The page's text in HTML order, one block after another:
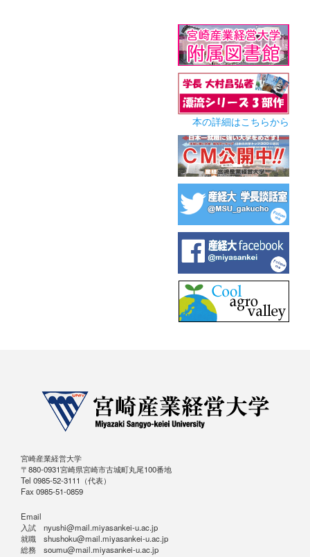
本の詳細はこちらから
宮崎産業経営大学
〒880-0931宮崎県宮崎市古城町丸尾100番地
Tel 0985-52-3111（代表）
Fax 0985-51-0859
Email
入試 nyushi@mail.miyasankei-u.ac.jp
就職 shushoku@mail.miyasankei-u.ac.jp
総務 soumu@mail.miyasankei-u.ac.jp